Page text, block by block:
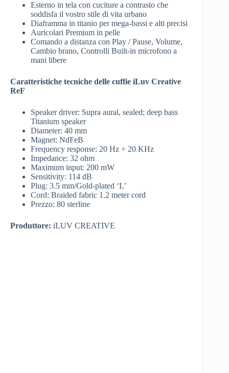
Esterno in tela con cuciture a contrasto che
soddisfa il vostro stile di vita urbano
Diaframma in titanio per mega-bassi e alti precisi
Auricolari Premium in pelle
Comando a distanza con Play / Pause, Volume,
Cambio brano, Controlli Built-in microfono a
mani libere
Caratteristiche tecniche delle cuffie iLuv Creative
ReF
Speaker driver: Supra aural, sealed; deep bass
Titanium speaker
Diameter: 40 mm
Magnet: NdFeB
Frequency response: 20 Hz ÷ 20 KHz
Impedance: 32 ohm
Maximum input: 200 mW
Sensitivity: 114 dB
Plug: 3.5 mm/Gold-plated ‘L’
Cord: Braided fabric 1.2 meter cord
Prezzo: 80 sterline
Produttore: iLUV CREATIVE